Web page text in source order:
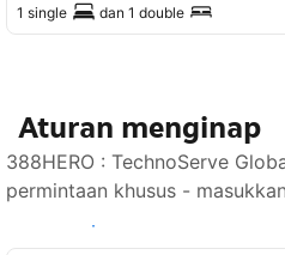
1 single dan 1 double
Aturan menginap
388HERO : TechnoServe
permintaan khusus -
Lihat ketersediaan